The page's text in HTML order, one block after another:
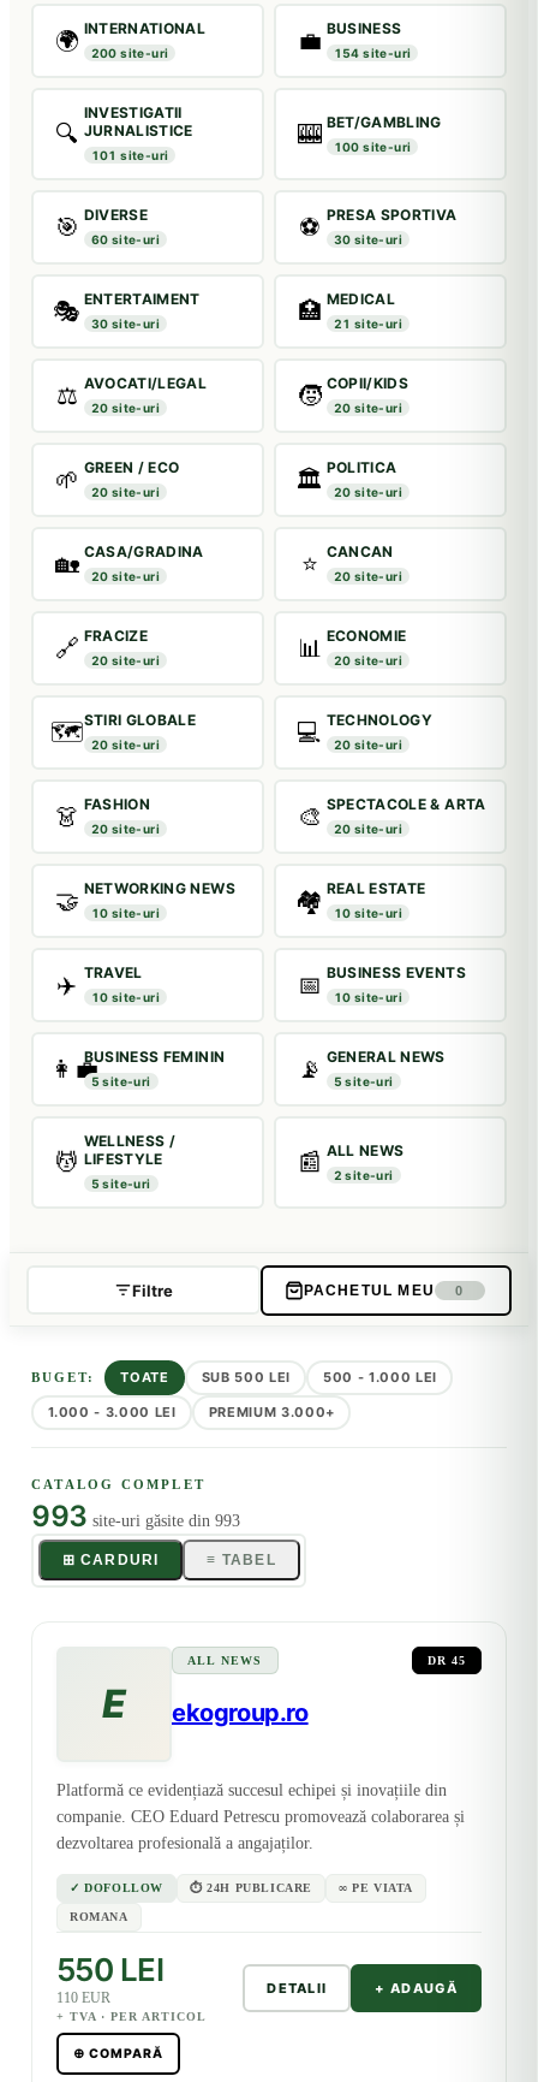
🌍 INTERNATIONAL
200 site-uri 💼 BUSINESS
154 site-uri
🔍
INVESTIGATII
JURNALISTICE
101 site-uri
🎰 BET/GAMBLING
100 site-uri
🎯 DIVERSE
60 site-uri ⚽ PRESA SPORTIVA
30 site-uri
🎭 ENTERTAIMENT
30 site-uri 🏥 MEDICAL
21 site-uri
⚖️ AVOCATI/LEGAL
20 site-uri 🧒 COPII/KIDS
20 site-uri
🌱 GREEN / ECO
20 site-uri 🏛️ POLITICA
20 site-uri
🏡 CASA/GRADINA
20 site-uri ⭐ CANCAN
20 site-uri
🔗 FRACIZE
20 site-uri 📊 ECONOMIE
20 site-uri
🗺️STIRI GLOBALE
20 site-uri 💻 TECHNOLOGY
20 site-uri
👗 FASHION
20 site-uri 🎨 SPECTACOLE & ARTA
20 site-uri
🤝 NETWORKING NEWS
10 site-uri 🏘️ REAL ESTATE
10 site-uri
✈️ TRAVEL
10 site-uri 📅 BUSINESS EVENTS
10 site-uri
👩‍💼BUSINESS FEMININ
5 site-uri 📡 GENERAL NEWS
5 site-uri
💆
WELLNESS /
LIFESTYLE
5 site-uri
📰 ALL NEWS
2 site-uri
Filtre PACHETUL MEU 0
BUGET: TOATE SUB 500 LEI 500 - 1.000 LEI
1.000 - 3.000 LEI PREMIUM 3.000+
CATALOG COMPLET
993 site-uri găsite din 993
⊞ CARDURI ≡ TABEL
E
ALL NEWS DR 45
ekogroup.ro
Platformă ce evidențiază succesul echipei și inovațiile din
companie. CEO Eduard Petrescu promovează colaborarea și
dezvoltarea profesională a angajaților.
✓ DOFOLLOW ⏱ 24H PUBLICARE ∞ PE VIATA
ROMANA
550 LEI
110 EUR
+ TVA · PER ARTICOL
DETALII + ADAUGĂ
⊕ COMPARĂ